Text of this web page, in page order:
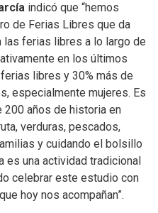
indicó que “hemos
de Ferias Libres que da
las ferias libres a lo largo de
en los últimos
libres y 30% más de
especialmente mujeres. Es
200 años de historia en
verduras, pescados,
y cuidando el bolsillo
una actividad tradicional
celebrar este estudio con
hoy nos acompañan”.